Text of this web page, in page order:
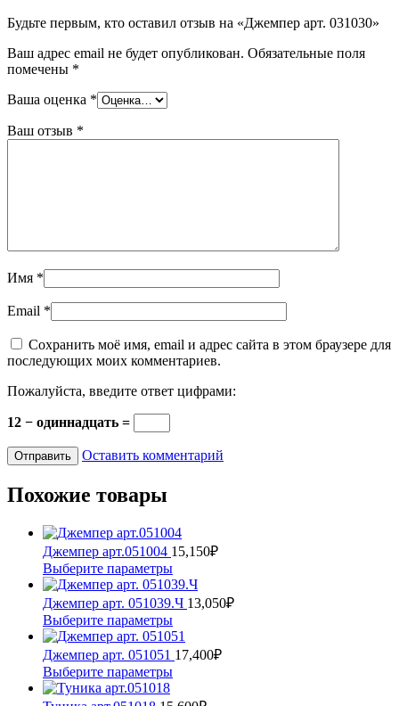
Будьте первым, кто оставил отзыв на «Джемпер арт. 031030»
Ваш адрес email не будет опубликован. Обязательные поля
помечены *
Ваша оценка *
Ваш отзыв *
Имя *
Email *
Сохранить моё имя, email и адрес сайта в этом браузере для
последующих моих комментариев.
Пожалуйста, введите ответ цифрами:
12 − одиннадцать =
Оставить комментарий
Похожие товары
Джемпер арт.051004 15,150₽
Выберите параметрыЭтот
товар
имеет
несколько
вариаций.
Опции
можно
выбрать
Джемпер арт. 051039.Ч 13,050₽
Выберите параметрыЭтот
товар
имеет
несколько
вариаций.
Опции
Джемпер арт. 051051 17,400₽
Выберите параметрыЭтот